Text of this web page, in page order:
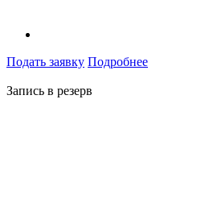
Подать заявку Подробнее
Запись в резерв